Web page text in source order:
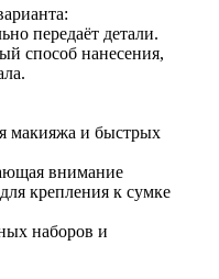
передаёт детали.
способ нанесения,
макияжа и быстрых
внимание
крепления к сумке
наборов и